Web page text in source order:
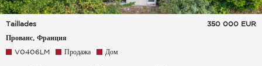
Taillades
Прованс, Франция
350 000 EUR
V0406LM Продажа Дом